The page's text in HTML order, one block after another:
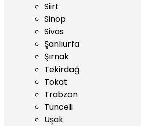
Siirt
Sinop
Sivas
Şanlıurfa
Şırnak
Tekirdağ
Tokat
Trabzon
Tunceli
Uşak